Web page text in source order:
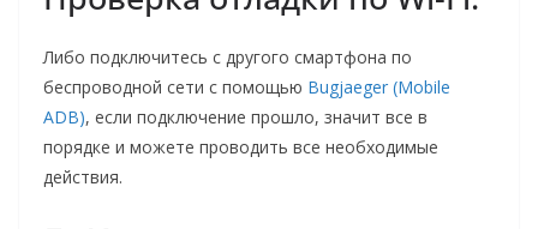
Либо подключитесь с другого смартфона по
беспроводной сети с помощью Bugjaeger (Mobile
ADB), если подключение прошло, значит все в
порядке и можете проводить все необходимые
действия.